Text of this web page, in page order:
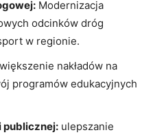
Modernizacja
odcinków dróg
w regionie.
nakładów na
programów edukacyjnych
publicznej: ulepszanie